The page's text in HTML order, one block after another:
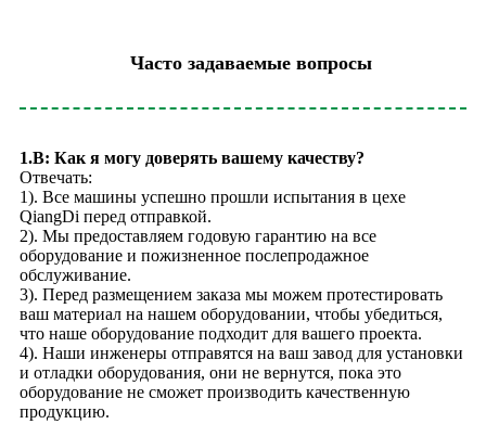
Часто задаваемые вопросы
1.В: Как я могу доверять вашему качеству?
Отвечать:
1). Все машины успешно прошли испытания в цехе
QiangDi перед отправкой.
2). Мы предоставляем годовую гарантию на все
оборудование и пожизненное послепродажное
обслуживание.
3). Перед размещением заказа мы можем протестировать
ваш материал на нашем оборудовании, чтобы убедиться,
что наше оборудование подходит для вашего проекта.
4). Наши инженеры отправятся на ваш завод для установки
и отладки оборудования, они не вернутся, пока это
оборудование не сможет производить качественную
продукцию.